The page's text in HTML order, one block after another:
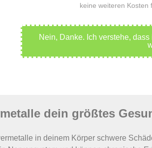
keine weiteren Kosten
Nein, Danke. Ich verstehe,
dein größtes
in deinem Körper schwere